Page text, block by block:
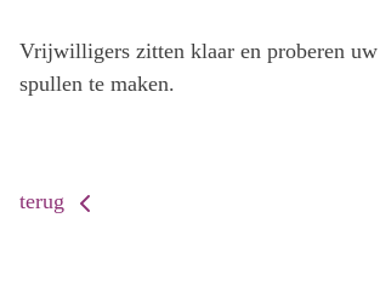
Vrijwilligers zitten klaar en proberen
spullen te maken.
terug